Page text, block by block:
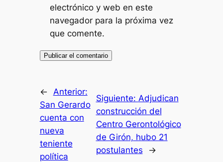
electrónico y web en este
navegador para la próxima vez
que comente.
←
Anterior:
San Gerardo
cuenta con
nueva
teniente
política
Siguiente: Adjudican
construcción del
Centro Gerontológico
de Girón, hubo 21
postulantes
→